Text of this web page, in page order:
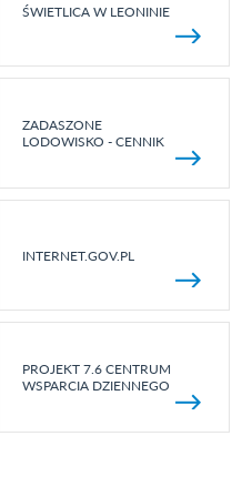
ŚWIETLICA W LEONINIE
ZADASZONE
LODOWISKO - CENNIK
INTERNET.GOV.PL
PROJEKT 7.6 CENTRUM
WSPARCIA DZIENNEGO